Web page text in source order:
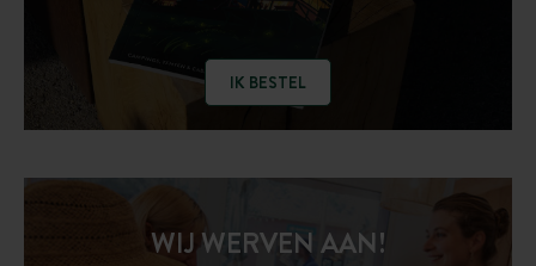
IK BESTEL
WIJ WERVEN AAN!